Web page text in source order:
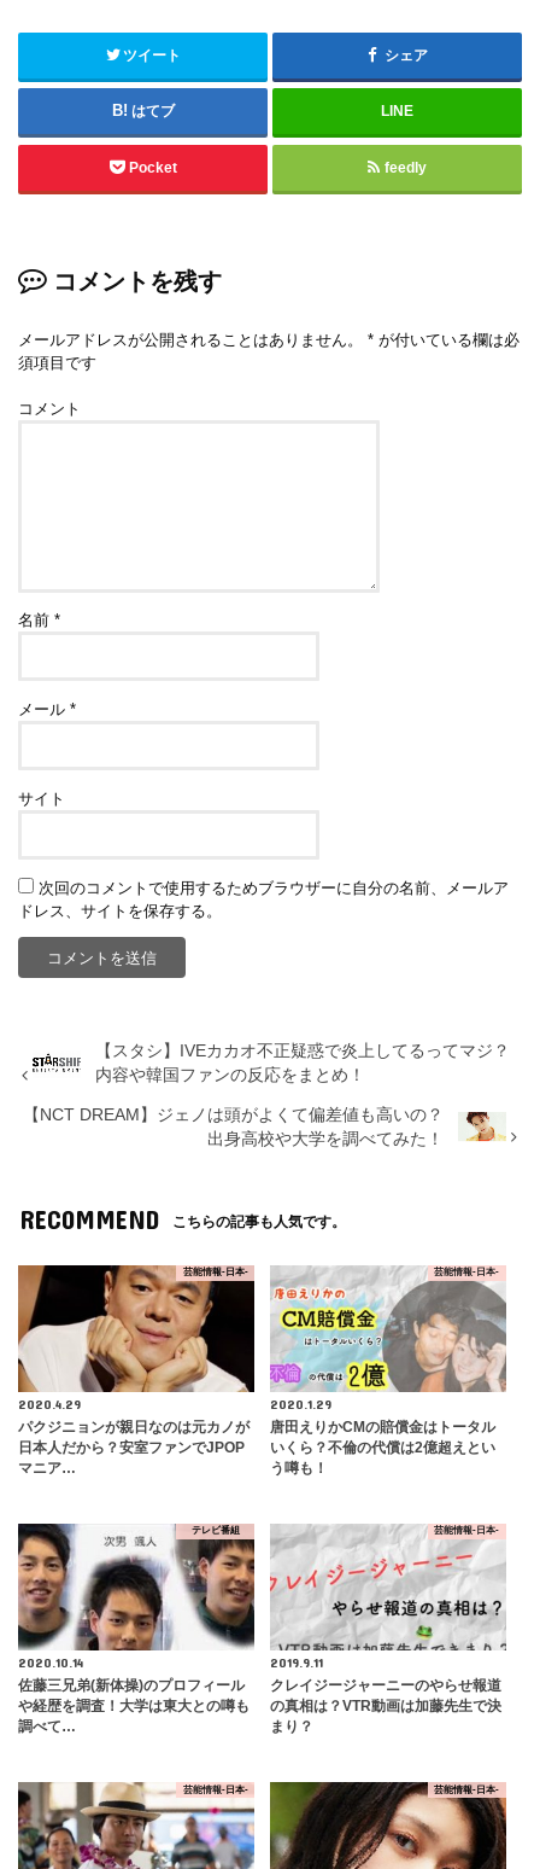
ツイート シェア
はてブ LINE
Pocket feedly
コメントを残す
メールアドレスが公開されることはありません。 * が付いている欄は必
須項目です
コメント
名前*
メール*
サイト
次回のコメントで使用するためブラウザーに自分の名前、メールア
ドレス、サイトを保存する。
【スタシ】IVEカカオ不正疑惑で炎上してるってマジ？
内容や韓国ファンの反応をまとめ！
【NCT DREAM】ジェノは頭がよくて偏差値も高いの？
出身高校や大学を調べてみた！
RECOMMEND こちらの記事も人気です。
芸能情報-日本-
2020.4.29
パクジニョンが親日なのは元カノが
日本人だから？安室ファンでJPOP
マニア…
芸能情報-日本-
2020.1.29
唐田えりかCMの賠償金はトータル
いくら？不倫の代償は2億超えとい
う噂も！
テレビ番組
2020.10.14
佐藤三兄弟(新体操)のプロフィール
や経歴を調査！大学は東大との噂も
調べて…
芸能情報-日本-
2019.9.11
クレイジージャーニーのやらせ報道
の真相は？VTR動画は加藤先生で決
まり？
芸能情報-日本- 芸能情報-日本-